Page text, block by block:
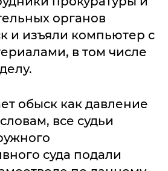
органов
и изъяли компьютер с
в том числе
обыск как давление
все судьи
суда подали